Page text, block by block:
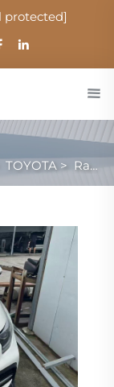
protected]
TOYOTA > Raze